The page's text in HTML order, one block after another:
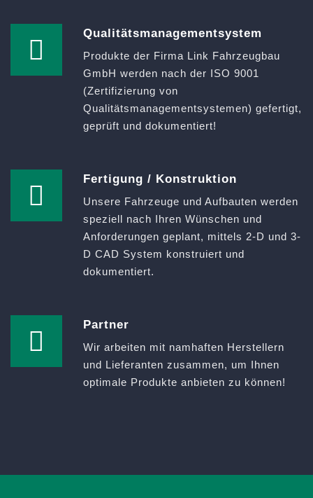
Qualitätsmanagementsystem
Produkte der Firma Link Fahrzeugbau
GmbH werden nach der ISO 9001
(Zertifizierung von
Qualitätsmanagementsystemen) gefertigt,
geprüft und dokumentiert!
Fertigung / Konstruktion
Unsere Fahrzeuge und Aufbauten werden
speziell nach Ihren Wünschen und
Anforderungen geplant, mittels 2-D und 3-
D CAD System konstruiert und
dokumentiert.
Partner
Wir arbeiten mit namhaften Herstellern
und Lieferanten zusammen, um Ihnen
optimale Produkte anbieten zu können!